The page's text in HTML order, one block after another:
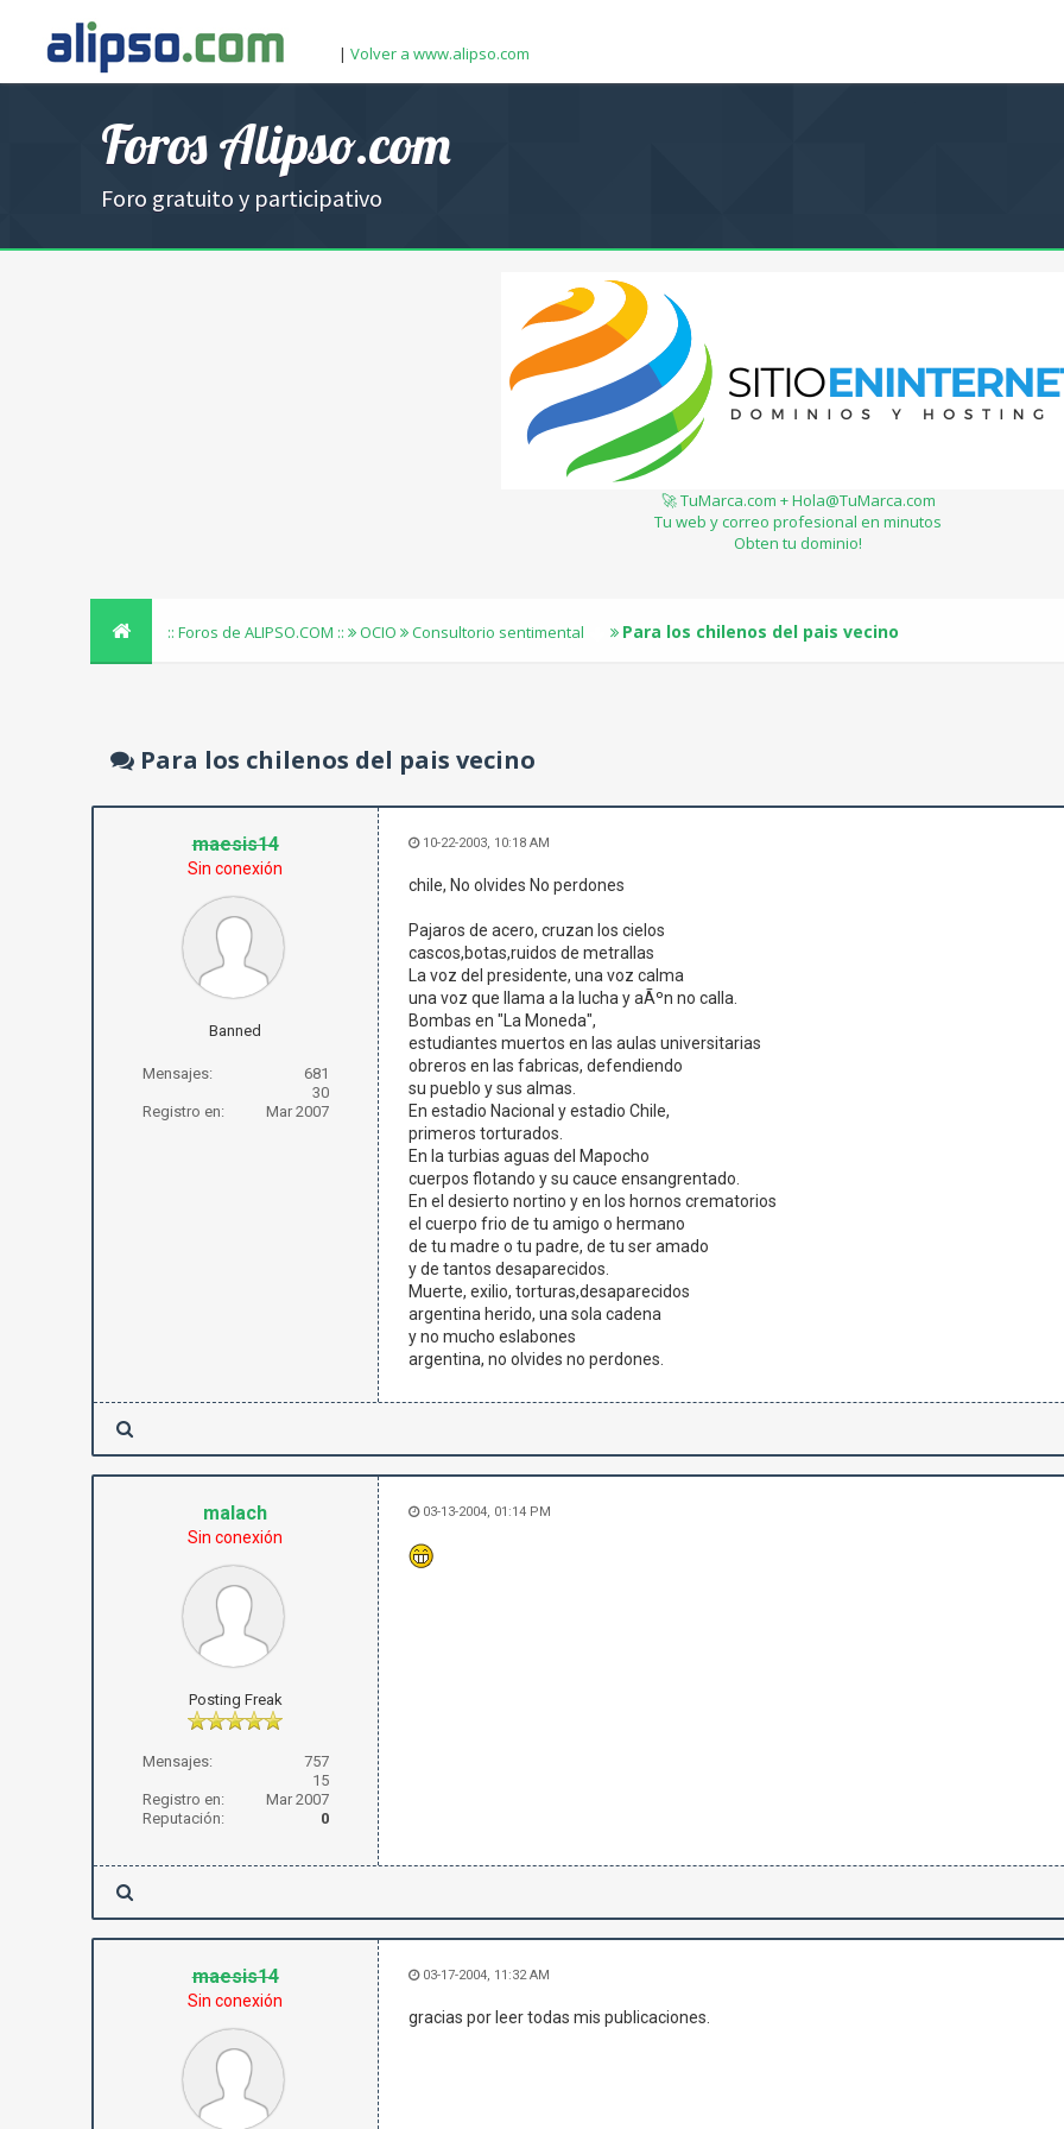
| Volver a www.alipso.com
Foros Alipso.com
Foro gratuito y participativo
🚀 TuMarca.com + Hola@TuMarca.com
Tu web y correo profesional en minutos
Obten tu dominio!
:: Foros de ALIPSO.COM :: OCIO Consultorio sentimental Para los chilenos del pais vecino
Para los chilenos del pais vecino
maesis14
Sin conexión
Banned
Mensajes:
681
30
Registro en:
Mar 2007
10-22-2003, 10:18 AM
chile, No olvides No perdones
Pajaros de acero, cruzan los cielos
cascos,botas,ruidos de metrallas
La voz del presidente, una voz calma
una voz que llama a la lucha y aÃºn no calla.
Bombas en "La Moneda",
estudiantes muertos en las aulas universitarias
obreros en las fabricas, defendiendo
su pueblo y sus almas.
En estadio Nacional y estadio Chile,
primeros torturados.
En la turbias aguas del Mapocho
cuerpos flotando y su cauce ensangrentado.
En el desierto nortino y en los hornos crematorios
el cuerpo frio de tu amigo o hermano
de tu madre o tu padre, de tu ser amado
y de tantos desaparecidos.
Muerte, exilio, torturas,desaparecidos
argentina herido, una sola cadena
y no mucho eslabones
argentina, no olvides no perdones.
malach
Sin conexión
Posting Freak
Mensajes:
757
15
Registro en:
Mar 2007
Reputación:
0
03-13-2004, 01:14 PM
maesis14
Sin conexión
03-17-2004, 11:32 AM
gracias por leer todas mis publicaciones.